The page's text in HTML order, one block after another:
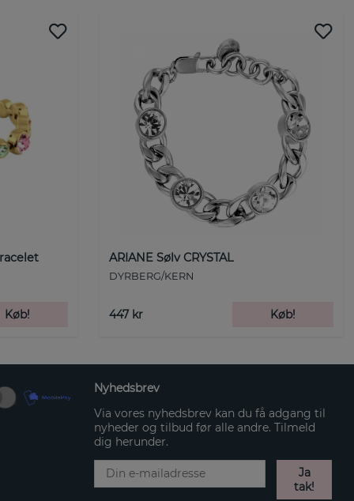
Køb!
ARIANE Sølv CRYSTAL
DYRBERG/KERN
447 kr Køb!
Nyhedsbrev
Via vores nyhedsbrev kan du få adgang til
nyheder og tilbud før alle andre. Tilmeld
dig herunder.
Ja
tak!